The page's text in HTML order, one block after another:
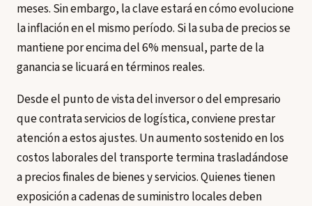
meses. Sin embargo, la clave estará en cómo evolucione
la inflación en el mismo período. Si la suba de precios se
mantiene por encima del 6% mensual, parte de la
ganancia se licuará en términos reales.
Desde el punto de vista del inversor o del empresario
que contrata servicios de logística, conviene prestar
atención a estos ajustes. Un aumento sostenido en los
costos laborales del transporte termina trasladándose
a precios finales de bienes y servicios. Quienes tienen
exposición a cadenas de suministro locales deben